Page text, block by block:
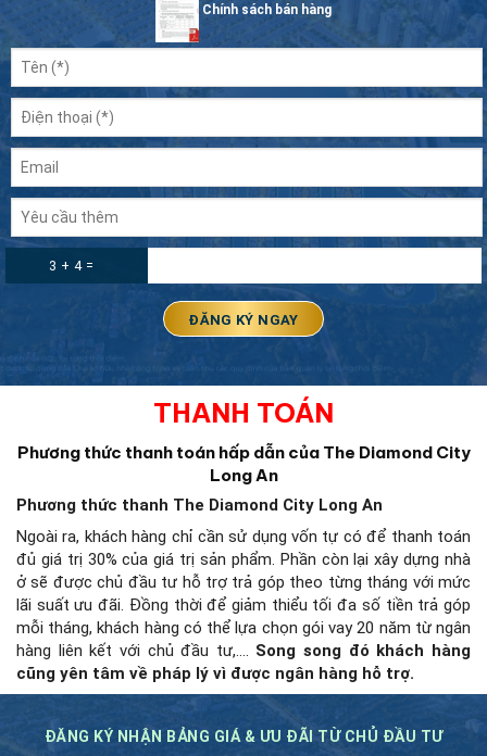
Chính sách bán hàng
3 + 4 =
THANH TOÁN
Phương thức thanh toán hấp dẫn của The Diamond City
Long An
Phương thức thanh The Diamond City Long An
Ngoài ra, khách hàng chỉ cần sử dụng vốn tự có để thanh toán
đủ giá trị 30% của giá trị sản phẩm. Phần còn lại xây dựng nhà
ở sẽ được chủ đầu tư hỗ trợ trả góp theo từng tháng với mức
lãi suất ưu đãi. Đồng thời để giảm thiểu tối đa số tiền trả góp
mỗi tháng, khách hàng có thể lựa chọn gói vay 20 năm từ ngân
hàng liên kết với chủ đầu tư,…. Song song đó khách hàng
cũng yên tâm về pháp lý vì được ngân hàng hỗ trợ.
ĐĂNG KÝ NHẬN BẢNG GIÁ & ƯU ĐÃI TỪ CHỦ ĐẦU TƯ